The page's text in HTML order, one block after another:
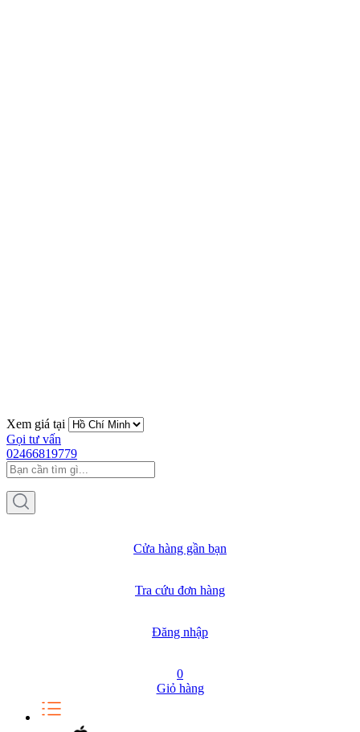
Xem giá tại
Gọi tư vấn
02466819779
Cửa hàng gần bạn
Tra cứu đơn hàng
Đăng nhập
0
Giỏ hàng